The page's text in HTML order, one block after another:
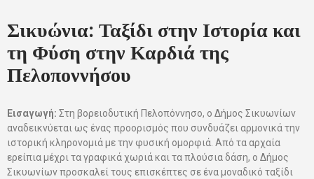
Σικυώνια: Ταξίδι στην Ιστορία και
τη Φύση στην Καρδιά της
Πελοποννήσου
Εισαγωγή: Στη βορειοδυτική Πελοπόννησο, ο Δήμος Σικυωνίων
αναδεικνύεται ως ένας προορισμός που συνδυάζει αρμονικά την
ιστορική κληρονομιά με την φυσική ομορφιά. Από τα αρχαία
ερείπια μέχρι τα γραφικά χωριά και τα πλούσια δάση, ο Δήμος
Σικυωνίων προσκαλεί τους επισκέπτες σε ένα μοναδικό ταξίδι